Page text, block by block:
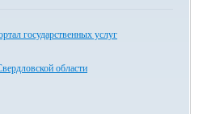
государственных услуг
области